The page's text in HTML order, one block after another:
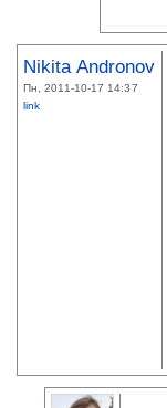
Nikita Andronov
Пн, 2011-10-17 14:37
link